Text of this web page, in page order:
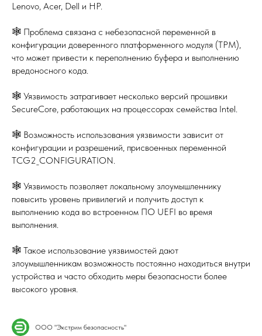
Lenovo, Acer, Dell и HP.
🕸 Проблема связана с небезопасной переменной в
конфигурации доверенного платформенного модуля (TPM),
что может привести к переполнению буфера и выполнению
вредоносного кода.
🕸 Уязвимость затрагивает несколько версий прошивки
SecureCore, работающих на процессорах семейства Intel.
🕸 Возможность использования уязвимости зависит от
конфигурации и разрешений, присвоенных переменной
TCG2_CONFIGURATION.
🕸 Уязвимость позволяет локальному злоумышленнику
повысить уровень привилегий и получить доступ к
выполнению кода во встроенном ПО UEFI во время
выполнения.
🕸 Такое использование уязвимостей дают
злоумышленникам возможность постоянно находиться внутри
устройства и часто обходить меры безопасности более
высокого уровня.
ООО "Экстрим безопасность"